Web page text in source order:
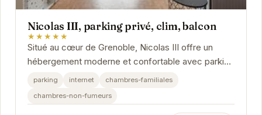
Nicolas III, parking privé, clim, balcon
★★★★★
Situé au cœur de Grenoble, Nicolas III offre un
hébergement moderne et confortable avec parking
privé, climatisation et un balcon offrant une vue...
parking internet
chambres-familiales
chambres-non-fumeurs